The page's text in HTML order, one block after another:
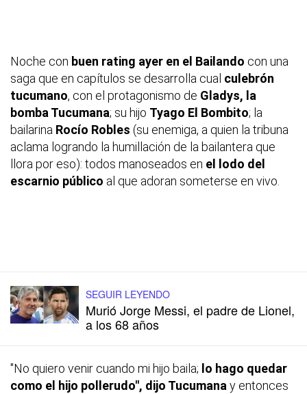
Noche con buen rating ayer en el Bailando con una
saga que en capítulos se desarrolla cual culebrón
tucumano, con el protagonismo de Gladys, la
bomba Tucumana; su hijo Tyago El Bombito; la
bailarina Rocío Robles (su enemiga, a quien la tribuna
aclama logrando la humillación de la bailantera que
llora por eso): todos manoseados en el lodo del
escarnio público al que adoran someterse en vivo.
SEGUIR LEYENDO
Murió Jorge Messi, el padre de Lionel,
a los 68 años
"No quiero venir cuando mi hijo baila; lo hago quedar
como el hijo pollerudo", dijo Tucumana y entonces